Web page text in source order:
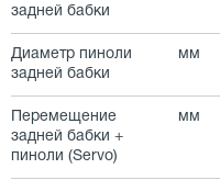
задней бабки
Диаметр пиноли
задней бабки
мм
Перемещение
задней бабки +
пиноли (Servo)
мм